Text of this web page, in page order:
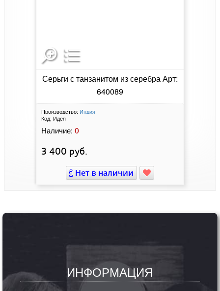
Серьги с танзанитом из серебра Арт:
640089
Производство: Индия
Код: Идея
Наличие: 0
3 400 руб.
Нет в наличии
ИНФОРМАЦИЯ